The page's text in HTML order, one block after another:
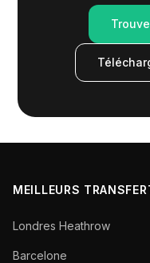
MEILLEURS
Londres Heathrow
Barcelone